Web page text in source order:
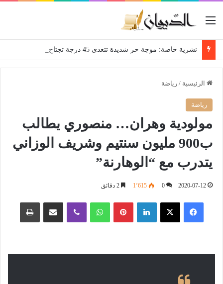
القائمة
الرئيسية / رياضة
رياضة
مولودية وهران… منصوري يطالب
ب900 مليون سنتيم وشريف الوزاني
يتدرب مع “الوهارنة”
2020-07-12
0 1٬615
فيسبوك ‫X لينكدإن بينتيريست واتساب ڤايبر مشاركة عبر البريد